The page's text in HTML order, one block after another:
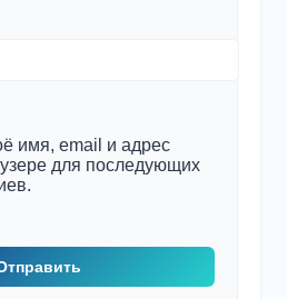
имя, email и адрес
для последующих